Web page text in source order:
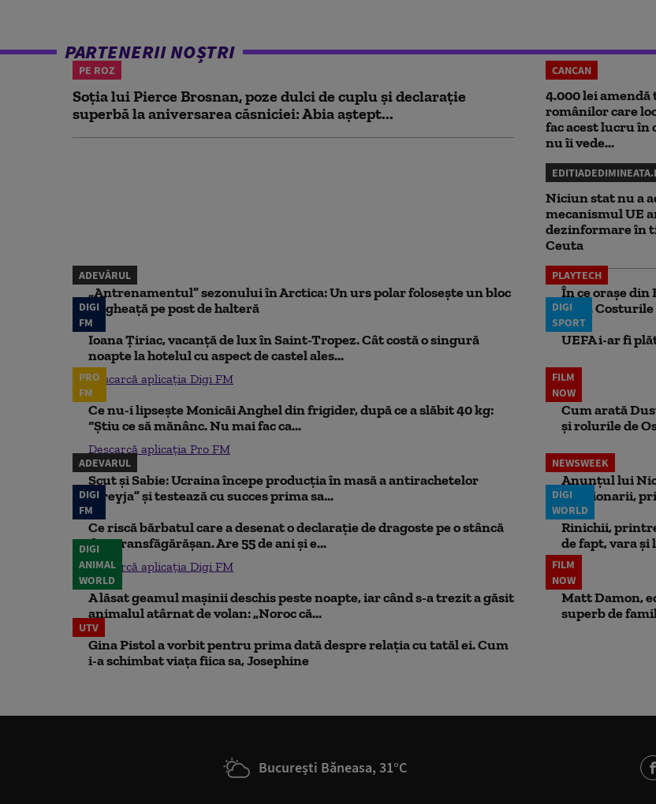
PARTENERII NOȘTRI
PE ROZ
Soția lui Pierce Brosnan, poze dulci de cuplu și declarație
superbă la aniversarea căsniciei: Abia aștept...
CANCAN
4.000 lei
românilor care
fac acest lucru în
nu îi vede...
Niciun stat nu a
mecanismul UE
dezinformare în
Ceuta
ADEVĂRUL
„Antrenamentul” sezonului în Arctica: Un urs polar folosește un bloc
de gheață pe post de halteră
PLAYTECH
În ce orașe din
lună. Costurile
DIGI
FM
Ioana Țiriac, vacanță de lux în Saint-Tropez. Cât costă o singură
noapte la hotelul cu aspect de castel ales...
Descarcă aplicația Digi FM
DIGI
SPORT
UEFA i-ar fi
PRO
FM
Ce nu-i lipsește Monicăi Anghel din frigider, după ce a slăbit 40 kg:
“Știu ce să mănânc. Nu mai fac ca...
Descarcă aplicația Pro FM
FILM
NOW
Cum arată
și rolurile de
ADEVARUL
Scut și Sabie: Ucraina începe producția în masă a antirachetelor
„Freyja” și testează cu succes prima sa...
NEWSWEEK
Anunțul lui
Pensionarii,
DIGI
FM
Ce riscă bărbatul care a desenat o declarație de dragoste pe o stâncă
din Transfăgărășan. Are 55 de ani și e...
Descarcă aplicația Digi FM
DIGI
WORLD
Rinichii,
de fapt, vara și
DIGI
ANIMAL
WORLD
A lăsat geamul mașinii deschis peste noapte, iar când s-a trezit a găsit
animalul atârnat de volan: „Noroc că...
FILM
NOW
Matt Damon,
superb de
UTV
Gina Pistol a vorbit pentru prima dată despre relația cu tatăl ei. Cum
i-a schimbat viața fiica sa, Josephine
București Băneasa, 31°C